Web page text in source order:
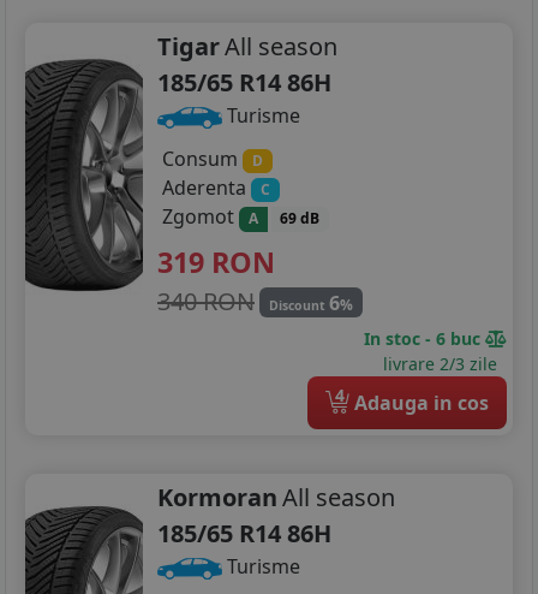
TigarAll season
185/65 R14 86H
Turisme
Consum
D
Aderenta C
Zgomot A 69 dB
319 RON
340 RON Discount 6%
In stoc - 6 buc
livrare 2/3 zile
4 Adauga in cos
KormoranAll season
185/65 R14 86H
Turisme